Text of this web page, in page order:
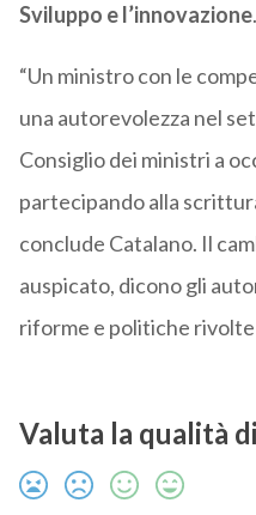
Sviluppo e l’innovazione.
“Un ministro con le
una autorevolezza nel
Consiglio dei ministri a
partecipando alla
conclude Catalano. Il
auspicato, dicono gli
riforme e politiche rivolte
Valuta la qualità